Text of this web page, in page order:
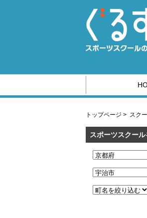
トップページ > スク
スポーツスクー